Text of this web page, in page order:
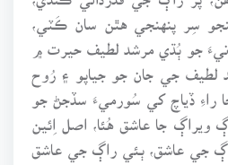
سِر پنهنجي هٿن سان ڪَٽي،
جو ٻُڌي مرشد لطيف حيرت ۾
لطيف جي جان جو جياپو ۽ رُوح
راءِ ڏياچ کي سُورميءَ سڏجڻ جو
ويراڳ جا عاشق هُئا، اصل اِئين
جي عاشق، ٻئي راڳ جي عاشق